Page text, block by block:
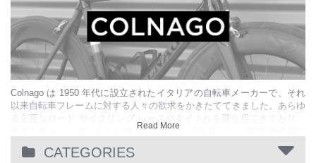
Colnago は 1950 年代に設立されたイタリアの自転車メーカーで、それ
以来自転車フレームに対する人々の欲求をかきたててきました。あらゆ
る主要なロード サイクリング レースやタイトルを勝ち得てきており、
偉大なチャンピオンたちの幾人かも使用してきました。1970 年代半ば
以降は継続的にプロのロードチームのスポンサーをしているため、トッ
プレベルのレースでは常に Colnago を目にすることになります。
Read More
CATEGORIES